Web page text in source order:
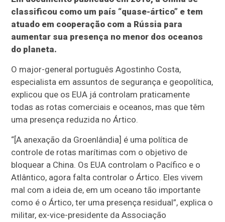
classificou como um país “quase-ártico” e tem
atuado em cooperação com a Rússia para
aumentar sua presença no menor dos oceanos
do planeta.
O major-general português Agostinho Costa,
especialista em assuntos de segurança e geopolítica,
explicou que os EUA já controlam praticamente
todas as rotas comerciais e oceanos, mas que têm
uma presença reduzida no Ártico.
“[A anexação da Groenlândia] é uma política de
controle de rotas marítimas com o objetivo de
bloquear a China. Os EUA controlam o Pacífico e o
Atlântico, agora falta controlar o Ártico. Eles vivem
mal com a ideia de, em um oceano tão importante
como é o Ártico, ter uma presença residual”, explica o
militar, ex-vice-presidente da Associação